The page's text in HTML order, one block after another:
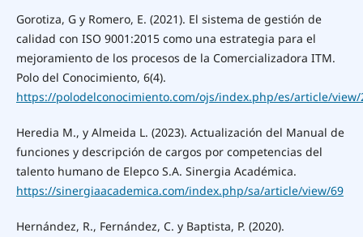
Gorotiza, G y Romero, E. (2021). El sistema de gestión de
calidad con ISO 9001:2015 como una estrategia para el
mejoramiento de los procesos de la Comercializadora ITM.
Polo del Conocimiento, 6(4).
https://polodelconocimiento.com/ojs/index.php/es/article/
Heredia M., y Almeida L. (2023). Actualización del Manual de
funciones y descripción de cargos por competencias del
talento humano de Elepco S.A. Sinergia Académica.
https://sinergiaacademica.com/index.php/sa/article/view/69
Hernández, R., Fernández, C. y Baptista, P. (2020).